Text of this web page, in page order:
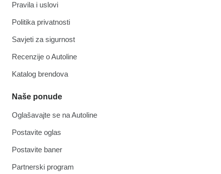
Pravila i uslovi
Politika privatnosti
Savjeti za sigurnost
Recenzije o Autoline
Katalog brendova
Naše ponude
Oglašavajte se na Autoline
Postavite oglas
Postavite baner
Partnerski program